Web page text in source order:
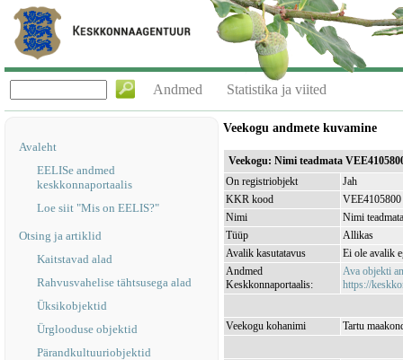
Andmed Statistika ja viited
Avaleht
EELISe andmed
keskkonnaportaalis
Loe siit "Mis on EELIS?"
Otsing ja artiklid
Kaitstavad alad
Rahvusvahelise tähtsusega alad
Üksikobjektid
Ürglooduse objektid
Pärandkultuuriobjektid
Veekogu andmete kuvamine
Veekogu: Nimi teadmata
On registriobjekt
Jah
KKR kood
VEE4105800
Nimi
Nimi teadmata
Tüüp
Allikas
Avalik kasutatavus
Ei ole avalik
Andmed
Keskkonnaportaalis:
Ava objekti
https://
Veekogu kohanimi Tartu